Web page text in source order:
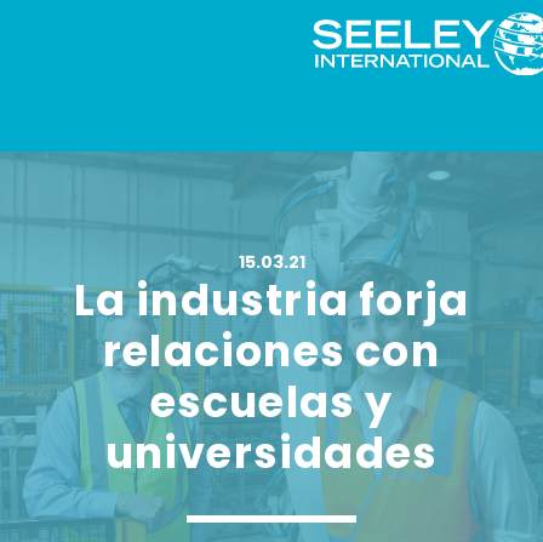
15.03.21
La industria forja
relaciones con
escuelas y
universidades